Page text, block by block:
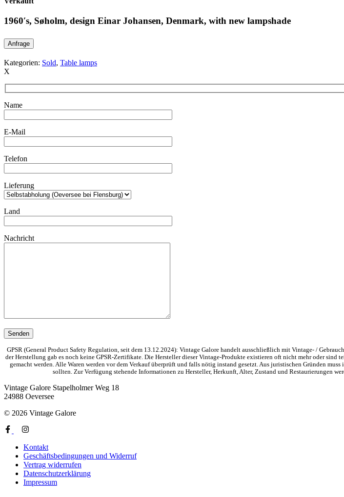
1960′s, Søholm, design Einar Johansen, Denmark, with new lampshade
Anfrage
Kategorien: Sold, Table lamps
X
Name
E-Mail
Telefon
Lieferung
Land
Nachricht
GPSR (General Product Safety Regulation, seit dem 13.12.2024): Vintage Galore handelt ausschließlich mit Vintage- /
der Herstellung gab es noch keine GPSR-Zertifikate. Die Hersteller dieser Vintage-Produkte existieren oft nicht mehr oder
gemacht werden. Alle Waren werden vor dem Verkauf überprüft und falls nötig instand gesetzt. Aus juristischen Gründen
sollten. Zur Verfügung stehende Informationen zu Hersteller, Herkunft, Alter, Zustand und Restaurierungen
Vintage Galore Stapelholmer Weg 18
24988 Oeversee
© 2026 Vintage Galore
Kontakt
Geschäftsbedingungen und Widerruf
Vertrag widerrufen
Datenschutzerklärung
Impressum